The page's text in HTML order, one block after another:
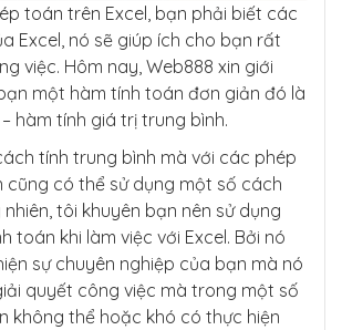
toán trên Excel, bạn phải biết các
Excel, nó sẽ giúp ích cho bạn rất
việc. Hôm nay, Web888 xin giới
một hàm tính toán đơn giản đó là
– hàm tính giá trị trung bình.
tính trung bình mà với các phép
cũng có thể sử dụng một số cách
nhiên, tôi khuyên bạn nên sử dụng
toán khi làm việc với Excel. Bởi nó
sự chuyên nghiệp của bạn mà nó
quyết công việc mà trong một số
không thể hoặc khó có thực hiện